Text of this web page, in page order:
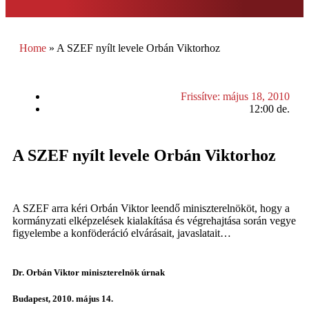
Home » A SZEF nyílt levele Orbán Viktorhoz
Frissítve: május 18, 2010
12:00 de.
A SZEF nyílt levele Orbán Viktorhoz
A SZEF arra kéri Orbán Viktor leendő miniszterelnököt, hogy a
kormányzati elképzelések kialakítása és végrehajtása során vegye
figyelembe a konföderáció elvárásait, javaslatait…
Dr. Orbán Viktor miniszterelnök úrnak
Budapest, 2010. május 14.